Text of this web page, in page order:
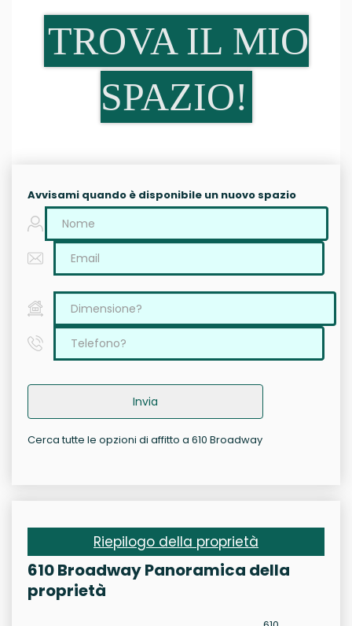
TROVA IL MIO
SPAZIO!
Avvisami quando è disponibile un nuovo spazio
Invia
Cerca tutte le opzioni di affitto a 610 Broadway
Riepilogo della proprietà
610 Broadway Panoramica della
proprietà